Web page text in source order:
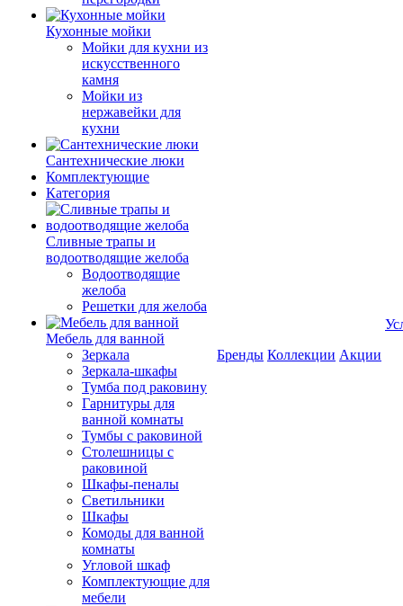
Кухонные мойки
Мойки для кухни из
искусственного
камня
Мойки из
нержавейки для
кухни
Сантехнические люки
Комплектующие
Категория
Cливные трапы и
водоотводящие желоба
Водоотводящие
желоба
Решетки для желоба
Мебель для ванной
Зеркала
Зеркала-шкафы
Тумба под раковину
Гарнитуры для
ванной комнаты
Тумбы с раковиной
Столешницы с
раковиной
Шкафы-пеналы
Светильники
Шкафы
Комоды для ванной
комнаты
Угловой шкаф
Комплектующие для
мебели
Бренды Коллекции Акции